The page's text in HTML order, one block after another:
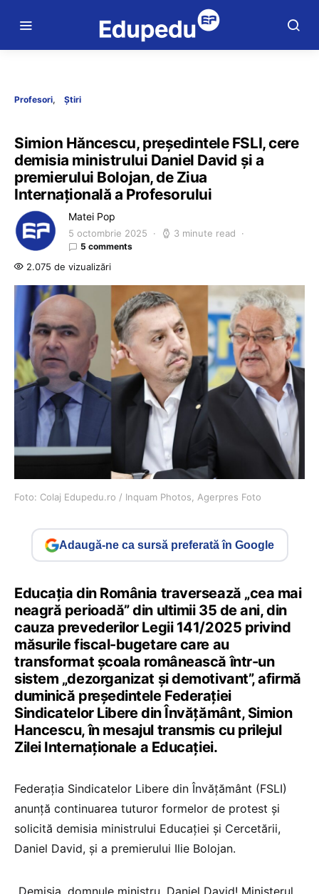
Profesori Știri
Simion Hăncescu, președintele FSLI, cere
demisia ministrului Daniel David și a
premierului Bolojan, de Ziua
Internațională a Profesorului
Matei Pop
5 octombrie 2025 3 minute read
5 comments
2.075 de vizualizări
Foto: Colaj Edupedu.ro / Inquam Photos, Agerpres Foto
Adaugă-ne ca sursă preferată în Google
Educaţia din România traversează „cea mai
neagră perioadă” din ultimii 35 de ani, din
cauza prevederilor Legii 141/2025 privind
măsurile fiscal-bugetare care au
transformat şcoala românească într-un
sistem „dezorganizat şi demotivant”, afirmă
duminică preşedintele Federaţiei
Sindicatelor Libere din Învăţământ, Simion
Hancescu, în mesajul transmis cu prilejul
Zilei Internaţionale a Educaţiei.
Federaţia Sindicatelor Libere din Învăţământ (FSLI)
anunţă continuarea tuturor formelor de protest şi
solicită demisia ministrului Educaţiei şi Cercetării,
Daniel David, şi a premierului Ilie Bolojan.